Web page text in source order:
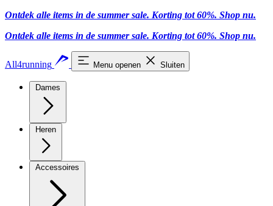
Ontdek alle items in de summer sale. Korting tot 60%. Shop nu.
Ontdek alle items in de summer sale. Korting tot 60%. Shop nu.
All4running Menu openen Sluiten
Dames
Heren
Accessoires